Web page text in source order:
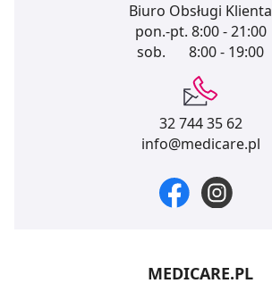
Biuro Obsługi Klienta
pon.-pt. 8:00 - 21:00
sob.
8:00 - 19:00
32 744 35 62
info@medicare.pl
MEDICARE.PL